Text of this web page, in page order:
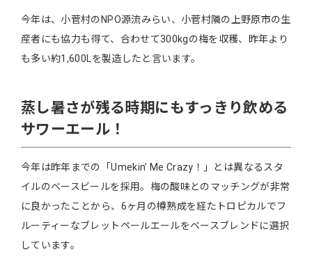
今年は、小菅村のNPO源流みらい、小菅村隣の上野原市の生
産者にも協力も得て、合わせて300kgの梅を収穫、昨年より
も多い約1,600Lを製造したと言います。
蒸し暑さが残る時期にもすっきり飲める
サワーエール！
今年は昨年までの「Umekin’ Me Crazy！」とは異なるスタ
イルのベースビールを採用。梅の酸味とのマッチングが非常
に良かったことから、6ヶ月の樽熟成を経たトロピカルでフ
ルーティーなブレットペールエールをベースブレンドに選択
しています。